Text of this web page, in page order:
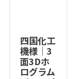
四国化工
機様｜3
面3Dホ
ログラム